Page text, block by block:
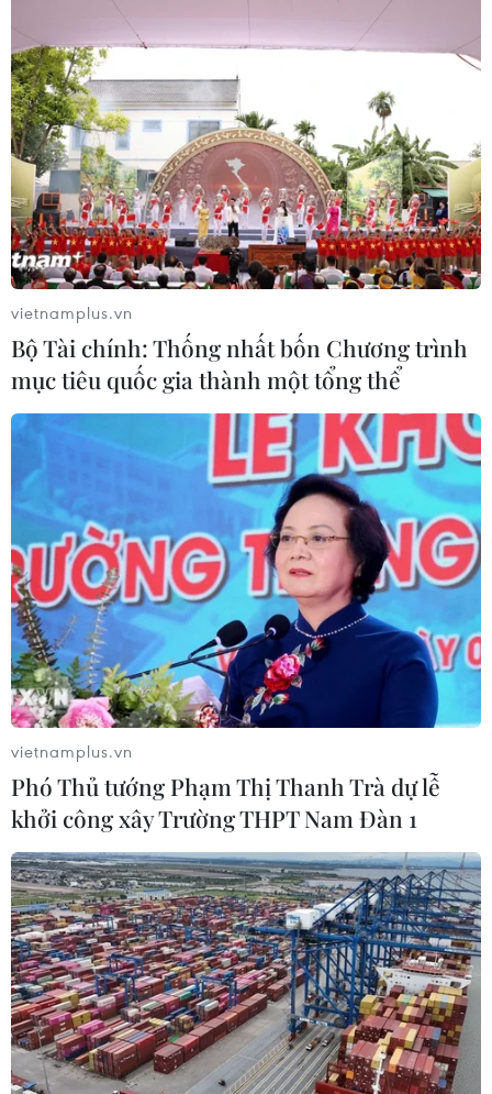
vietnamplus.vn
Bộ Tài chính: Thống nhất bốn Chương trình
mục tiêu quốc gia thành một tổng thể
vietnamplus.vn
Phó Thủ tướng Phạm Thị Thanh Trà dự lễ
khởi công xây Trường THPT Nam Đàn 1